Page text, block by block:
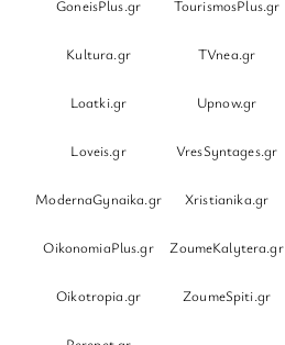
GoneisPlus.gr TourismosPlus.gr
Kultura.gr TVnea.gr
Loatki.gr Upnow.gr
Loveis.gr VresSyntages.gr
ModernaGynaika.gr Xristianika.gr
OikonomiaPlus.gr ZoumeKalytera.gr
Oikotropia.gr ZoumeSpiti.gr